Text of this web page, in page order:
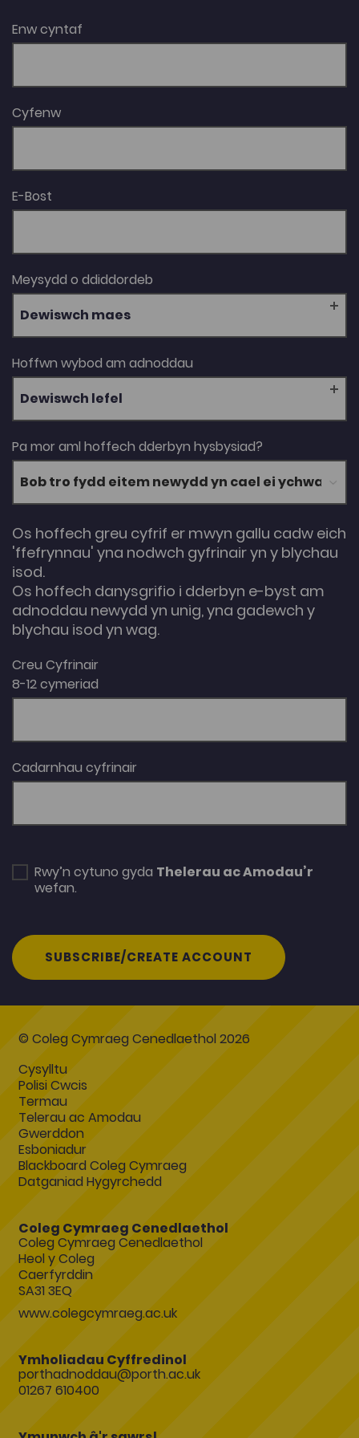
Enw cyntaf
Cyfenw
E-Bost
Meysydd o ddiddordeb
Dewiswch maes
Hoffwn wybod am adnoddau
Dewiswch lefel
Pa mor aml hoffech dderbyn hysbysiad?
Os hoffech greu cyfrif er mwyn gallu cadw eich
'ffefrynnau' yna nodwch gyfrinair yn y blychau
isod.
Os hoffech danysgrifio i dderbyn e-byst am
adnoddau newydd yn unig, yna gadewch y
blychau isod yn wag.
Creu Cyfrinair
8-12 cymeriad
Cadarnhau cyfrinair
Rwy’n cytuno gyda Thelerau ac Amodau’r
wefan.
SUBSCRIBE/CREATE ACCOUNT
© Coleg Cymraeg Cenedlaethol 2026
Cysylltu
Polisi Cwcis
Termau
Telerau ac Amodau
Gwerddon
Esboniadur
Blackboard Coleg Cymraeg
Datganiad Hygyrchedd
Coleg Cymraeg Cenedlaethol
Coleg Cymraeg Cenedlaethol
Heol y Coleg
Caerfyrddin
SA31 3EQ
www.colegcymraeg.ac.uk
Ymholiadau Cyffredinol
porthadnoddau@porth.ac.uk
01267 610400